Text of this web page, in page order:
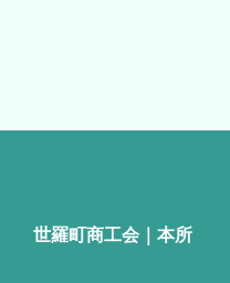
世羅町商工会｜本所